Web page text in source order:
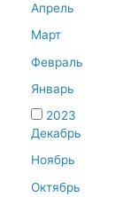
Апрель
Март
Февраль
Январь
2023
Декабрь
Ноябрь
Октябрь